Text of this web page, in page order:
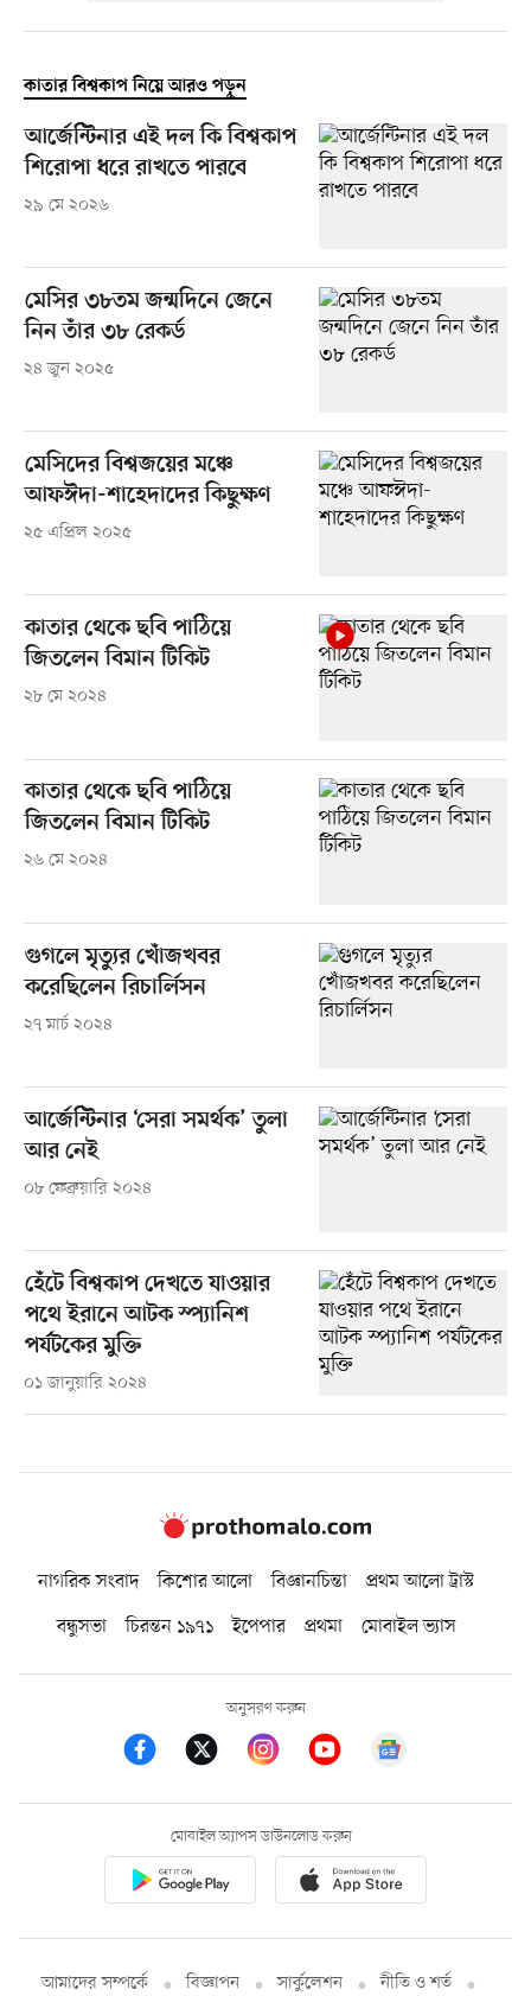
কাতার বিশ্বকাপ নিয়ে আরও পড়ুন
আর্জেন্টিনার এই দল কি বিশ্বকাপ
শিরোপা ধরে রাখতে পারবে
২৯ মে ২০২৬
মেসির ৩৮তম জন্মদিনে জেনে
নিন তাঁর ৩৮ রেকর্ড
২৪ জুন ২০২৫
মেসিদের বিশ্বজয়ের মঞ্চে
আফঈদা-শাহেদাদের কিছুক্ষণ
২৫ এপ্রিল ২০২৫
কাতার থেকে ছবি পাঠিয়ে
জিতলেন বিমান টিকিট
২৮ মে ২০২৪
কাতার থেকে ছবি পাঠিয়ে
জিতলেন বিমান টিকিট
২৬ মে ২০২৪
গুগলে মৃত্যুর খোঁজখবর
করেছিলেন রিচার্লিসন
২৭ মার্চ ২০২৪
আর্জেন্টিনার ‘সেরা সমর্থক’ তুলা
আর নেই
০৮ ফেব্রুয়ারি ২০২৪
হেঁটে বিশ্বকাপ দেখতে যাওয়ার
পথে ইরানে আটক স্প্যানিশ
পর্যটকের মুক্তি
০১ জানুয়ারি ২০২৪
নাগরিক সংবাদ কিশোর আলো বিজ্ঞানচিন্তা
প্রথম আলো ট্রাস্ট
বন্ধুসভা
চিরন্তন ১৯৭১ ইপেপার প্রথমা মোবাইল ভ্যাস
অনুসরণ করুন
মোবাইল অ্যাপস ডাউনলোড করুন
আমাদের সম্পর্কে বিজ্ঞাপন সার্কুলেশন নীতি ও শর্ত